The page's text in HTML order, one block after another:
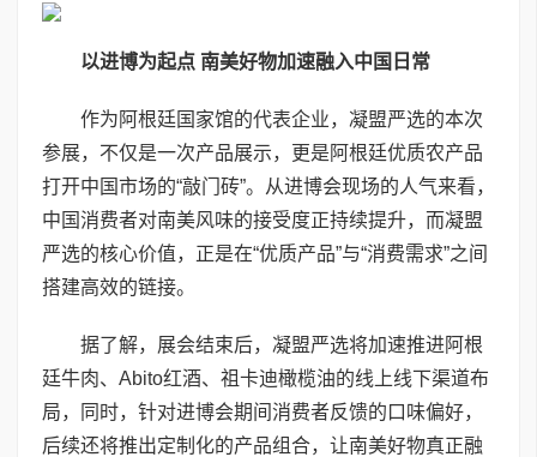
以进博为起点 南美好物加速融入中国日常
作为阿根廷国家馆的代表企业，凝盟严选的本次
参展，不仅是一次产品展示，更是阿根廷优质农产品
打开中国市场的“敲门砖”。从进博会现场的人气来看，
中国消费者对南美风味的接受度正持续提升，而凝盟
严选的核心价值，正是在“优质产品”与“消费需求”之间
搭建高效的链接。
据了解，展会结束后，凝盟严选将加速推进阿根
廷牛肉、Abito红酒、祖卡迪橄榄油的线上线下渠道布
局，同时，针对进博会期间消费者反馈的口味偏好，
后续还将推出定制化的产品组合，让南美好物真正融